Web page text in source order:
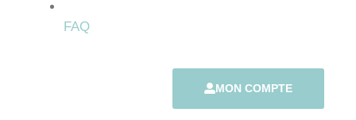
FAQ
MON COMPTE